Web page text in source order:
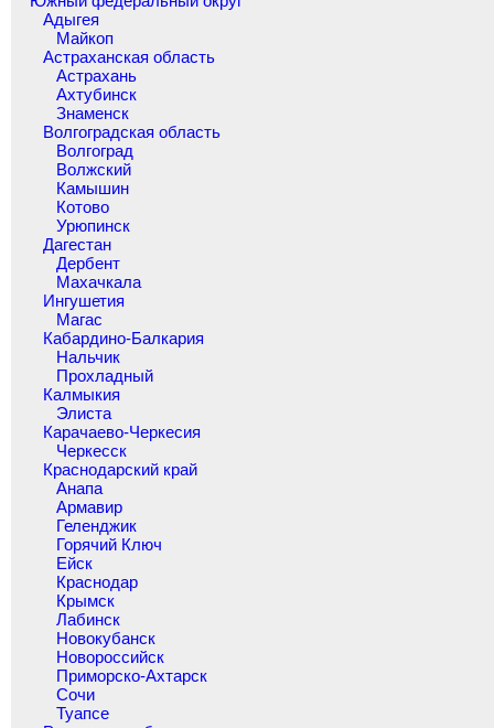
Адыгея
Майкоп
Астраханская область
Астрахань
Ахтубинск
Знаменск
Волгоградская область
Волгоград
Волжский
Камышин
Котово
Урюпинск
Дагестан
Дербент
Махачкала
Ингушетия
Магас
Кабардино-Балкария
Нальчик
Прохладный
Калмыкия
Элиста
Карачаево-Черкесия
Черкесск
Краснодарский край
Анапа
Армавир
Геленджик
Горячий Ключ
Ейск
Краснодар
Крымск
Лабинск
Новокубанск
Новороссийск
Приморско-Ахтарск
Сочи
Туапсе